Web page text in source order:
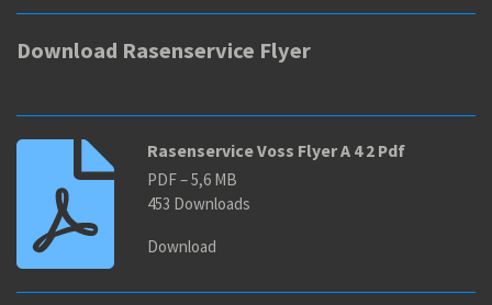
Download Rasenservice Flyer
Rasenservice Voss Flyer A 4 2 Pdf
PDF – 5,6 MB
453 Downloads
Download